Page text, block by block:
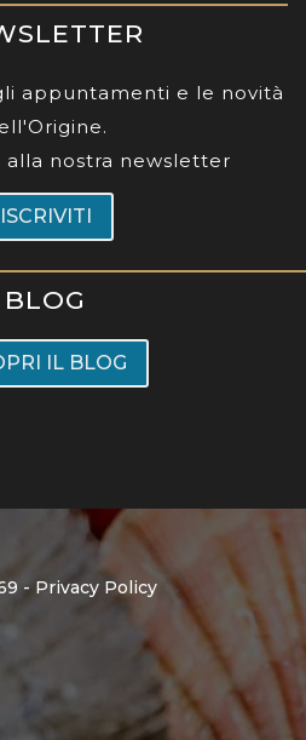
appuntamenti e le novità
alla nostra newsletter
ISCRIVITI
BLOG
IL BLOG
- Privacy Policy